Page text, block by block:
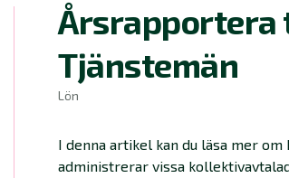
Årsrapportera
Tjänstemän
Lön
I denna artikel kan du läsa mer
administrerar vissa